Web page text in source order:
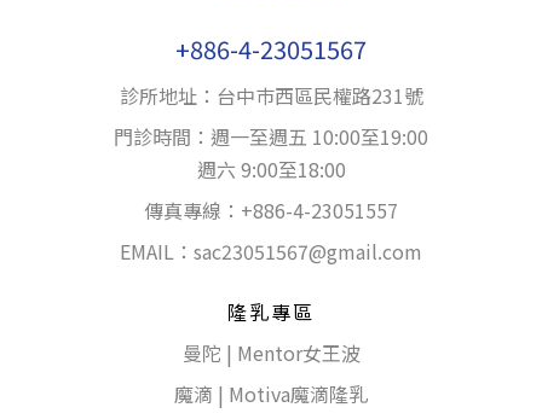
+886-4-23051567
診所地址：台中巿西區民權路231號
門診時間：週一至週五 10:00至19:00
週六 9:00至18:00
傳真專線：+886-4-23051557
EMAIL： sac23051567@gmail.com
隆乳專區
曼陀 | Mentor女王波
魔滴 | Motiva魔滴隆乳